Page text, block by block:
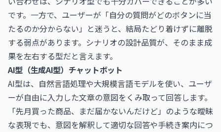
です。一方で、ユーザーが「自分の質問がどのボタンに当
たるのか分からない」と迷うと、結局たどり着けずに離脱
する弱点があります。シナリオの設計品質が、そのまま成
果を左右する型だと言えます。
AI型（生成AI型）チャットボット
AI型は、自然言語処理や大規模言語モデルを使い、ユーザ
ーが自由に入力した文章の意図をくみ取って回答します。
「先月買った商品、まだ届かないんだけど」のような曖昧
な表現でも、意図を解釈して適切な回答や手続き案内につ